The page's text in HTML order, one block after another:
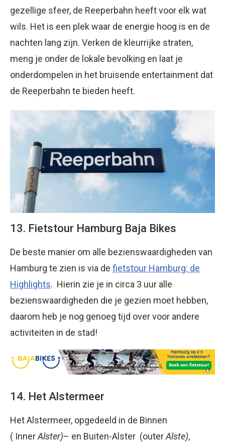
gezellige sfeer, de Reeperbahn heeft voor elk wat
wils. Het is een plek waar de energie hoog is en de
nachten lang zijn. Verken de kleurrijke straten,
meng je onder de lokale bevolking en laat je
onderdompelen in het bruisende entertainment dat
de Reeperbahn te bieden heeft.
13. Fietstour Hamburg Baja Bikes
De beste manier om alle bezienswaardigheden van
Hamburg te zien is via de fietstour Hamburg: de
Highlights. Hierin zie je in circa 3 uur alle
bezienswaardigheden die je gezien moet hebben,
daarom heb je nog genoeg tijd over voor andere
activiteiten in de stad!
14. Het Alstermeer
Het Alstermeer, opgedeeld in de Binnen
( InnerAlster)– en Buiten-Alster (outerAlste),